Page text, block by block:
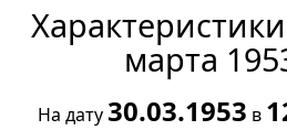
марта
На дату30.03.1953 в